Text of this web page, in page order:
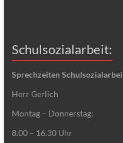
Schulsozialarbeit:
Sprechzeiten
Herr Gerlich
Montag – Donnerstag:
8.00 – 16.30 Uhr